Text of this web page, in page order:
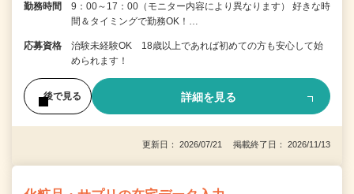
勤務時間
9：00～17：00（モニター内容により異なります） 好きな時
間＆タイミングで勤務OK！…
応募資格
治験未経験OK 18歳以上であれば初めての方も安心して始
められます！
後で見る 詳細を見る
更新日： 2026/07/21 掲載終了日： 2026/11/13